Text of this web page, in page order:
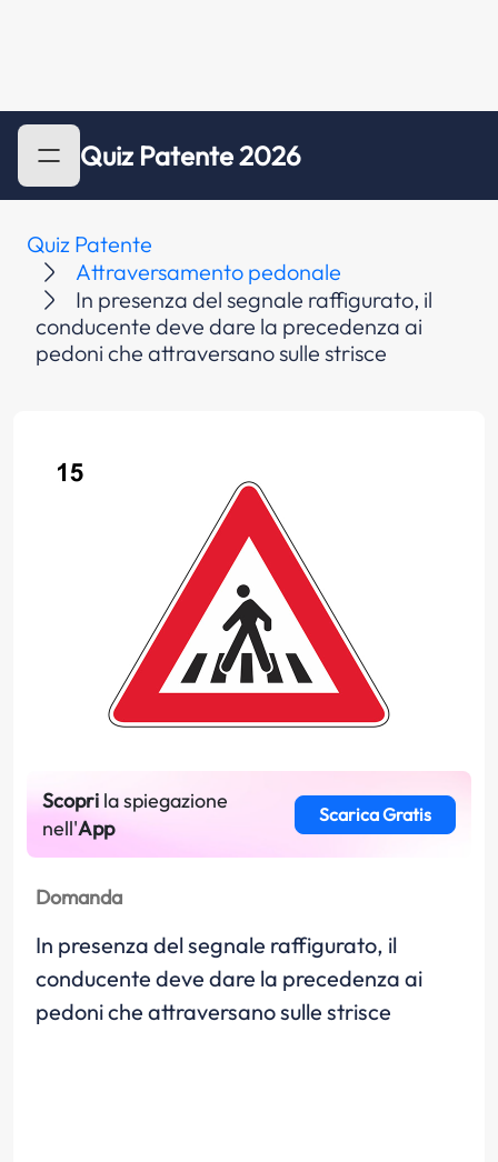
Quiz Patente 2026
Quiz Patente
Attraversamento pedonale
In presenza del segnale raffigurato, il
conducente deve dare la precedenza ai
pedoni che attraversano sulle strisce
Scopri la spiegazione
nell'App
Scarica Gratis
Domanda
In presenza del segnale raffigurato, il
conducente deve dare la precedenza ai
pedoni che attraversano sulle strisce